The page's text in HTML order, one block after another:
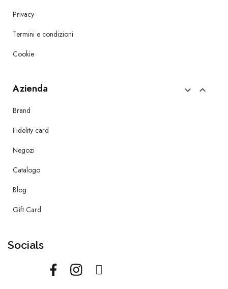
Privacy
Termini e condizioni
Cookie
Azienda  
Brand
Fidelity card
Negozi
Catalogo
Blog
Gift Card
Socials